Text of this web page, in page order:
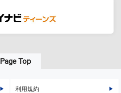
Page Top
利用規約